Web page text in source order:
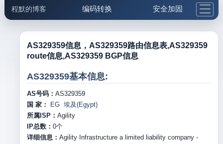
程默的博客 编码转换 安全加固
邮件工具 生活便民 更多工具
5.1支付宝大红包
AS329359信息，AS329359路由信息表,AS329359
route信息,AS329359 BGP信息
AS329359基本信息:
AS号码： AS329359
国 家：
EG 埃及(Egypt)
所属ISP： Agility
IP总数： 0个
详细信息： Agility Infrastructure a limited liability company -